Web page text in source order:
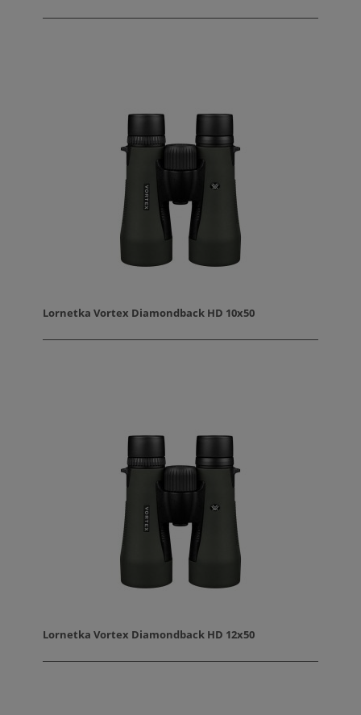
Lornetka Vortex Diamondback HD 10x50
Lornetka Vortex Diamondback HD 12x50